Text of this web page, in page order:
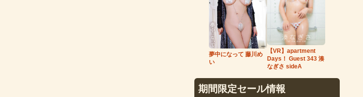
夢中になって 藤川め
い
【VR】apartment
Days！ Guest 343 湊
なぎさ sideA
期間限定セール情報